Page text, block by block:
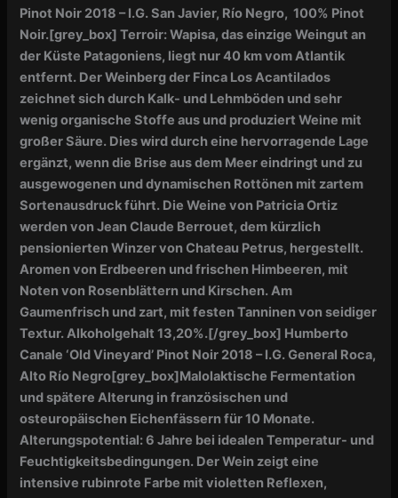
Pinot Noir 2018 – I.G. San Javier, Río Negro, 100% Pinot
Noir.[grey_box] Terroir:Wapisa, das einzige Weingut an
der Küste Patagoniens, liegt nur 40 km vom Atlantik
entfernt. Der Weinberg der Finca Los Acantilados
zeichnet sich durch Kalk- und Lehmböden und sehr
wenig organische Stoffe aus und produziert Weine mit
großer Säure. Dies wird durch eine hervorragende Lage
ergänzt, wenn die Brise aus dem Meer eindringt und zu
ausgewogenen und dynamischen Rottönen mit zartem
Sortenausdruck führt. Die Weine von Patricia Ortiz
werden von Jean Claude Berrouet, dem kürzlich
pensionierten Winzer von Chateau Petrus, hergestellt.
Aromen von Erdbeeren und frischen Himbeeren, mit
Noten von Rosenblättern und Kirschen. Am
Gaumenfrisch und zart, mit festen Tanninen von seidiger
Textur. Alkoholgehalt 13,20%.[/grey_box] Humberto
Canale ‘Old Vineyard’ Pinot Noir 2018 – I.G. General Roca,
Alto Río Negro[grey_box]Malolaktische Fermentation
und spätere Alterung in französischen und
osteuropäischen Eichenfässern für 10 Monate.
Alterungspotential: 6 Jahre bei idealen Temperatur- und
Feuchtigkeitsbedingungen. Der Wein zeigt eine
intensive rubinrote Farbe mit violetten Reflexen,